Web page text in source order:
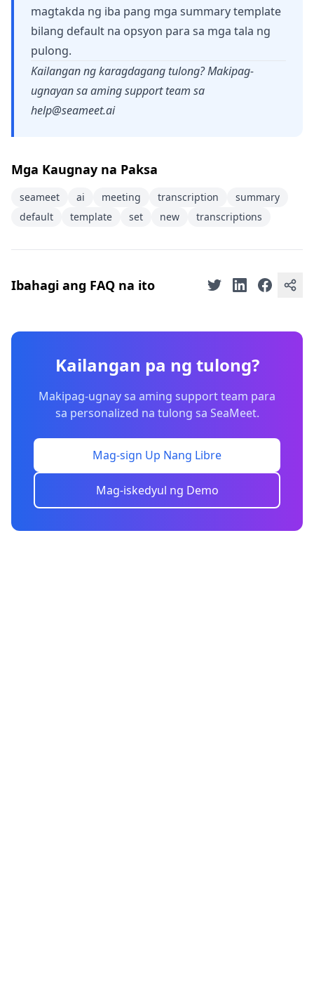
magtakda ng iba pang mga summary template
bilang default na opsyon para sa mga tala ng
pulong.
Kailangan ng karagdagang tulong? Makipag-
ugnayan sa aming support team sa
help@seameet.ai
Mga Kaugnay na Paksa
seameet ai meeting transcription
summary
default
template set new transcriptions
Ibahagi ang FAQ na ito
Kailangan pa ng tulong?
Makipag-ugnay sa aming support team para
sa personalized na tulong sa SeaMeet.
Mag-sign Up Nang Libre
Mag-iskedyul ng Demo